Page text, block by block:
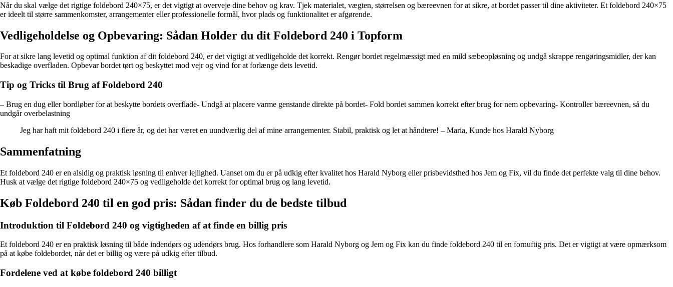
Når du skal vælge det rigtige foldebord 240×75, er det vigtigt at overveje dine behov og krav. Tjek materialet, vægten, størrelsen og bæreevnen for at sikre, at bordet passer til dine aktiviteter. Et foldebord 240×75
er ideelt til større sammenkomster, arrangementer eller professionelle formål, hvor plads og funktionalitet er afgørende.
Vedligeholdelse og Opbevaring: Sådan Holder du dit Foldebord 240 i Topform
For at sikre lang levetid og optimal funktion af dit foldebord 240, er det vigtigt at vedligeholde det korrekt. Rengør bordet regelmæssigt med en mild sæbeopløsning og undgå skrappe rengøringsmidler, der kan
beskadige overfladen. Opbevar bordet tørt og beskyttet mod vejr og vind for at forlænge dets levetid.
Tip og Tricks til Brug af Foldebord 240
– Brug en dug eller bordløber for at beskytte bordets overflade- Undgå at placere varme genstande direkte på bordet- Fold bordet sammen korrekt efter brug for nem opbevaring- Kontroller bæreevnen, så du
undgår overbelastning
Jeg har haft mit foldebord 240 i flere år, og det har været en uundværlig del af mine arrangementer. Stabil, praktisk og let at håndtere! – Maria, Kunde hos Harald Nyborg
Sammenfatning
Et foldebord 240 er en alsidig og praktisk løsning til enhver lejlighed. Uanset om du er på udkig efter kvalitet hos Harald Nyborg eller prisbevidsthed hos Jem og Fix, vil du finde det perfekte valg til dine behov.
Husk at vælge det rigtige foldebord 240×75 og vedligeholde det korrekt for optimal brug og lang levetid.
Køb Foldebord 240 til en god pris: Sådan finder du de bedste tilbud
Introduktion til Foldebord 240 og vigtigheden af at finde en billig pris
Et foldebord 240 er en praktisk løsning til både indendørs og udendørs brug. Hos forhandlere som Harald Nyborg og Jem og Fix kan du finde foldebord 240 til en fornuftig pris. Det er vigtigt at være opmærksom
på at købe foldebordet, når det er billig og være på udkig efter tilbud.
Fordelene ved at købe foldebord 240 billigt